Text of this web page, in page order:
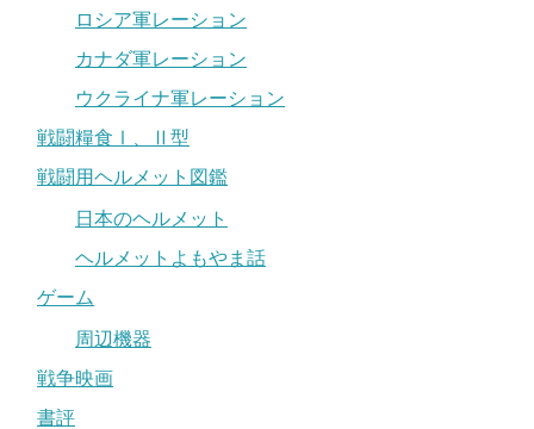
ロシア軍レーション
カナダ軍レーション
ウクライナ軍レーション
戦闘糧食Ⅰ、Ⅱ型
戦闘用ヘルメット図鑑
日本のヘルメット
ヘルメットよもやま話
ゲーム
周辺機器
戦争映画
書評